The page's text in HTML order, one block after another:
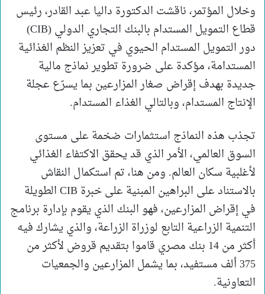
وخلال المؤتمر، ناقشت الدكتورة داليا عبد القادر، رئيس
قطاع التمويل المستدام بالبنك التجاري الدولي (CIB)
دور التمويل المستدام الحيوي في تعزيز النظم الغذائية
المستدامة، مؤكدة على ضرورة تطوير نماذج مالية
جديدة بهدف إقراض صغار المزارعين بما يسرّع عجلة
الإنتاج المستدام، وبالتالي الغذاء المستدام.
تجذب هذه النماذج استثمارات ضخمة على مستوى
السوق العالمي، الأمر الذي قد يحقق الاكتفاء الغذائي
لأغلبية سكان العالم. ومن هنا، تم استكمال النقاش
بالاستناد على البراهين المبنية على خبرة CIB الطويلة
في إقراض المزارعين، فهو البنك الذي يقوم بإدارة برنامج
التنمية الزراعية التابع لوزراة الزراعة، والذي يشارك فيه
أكثر من 14 بنك مصري قاموا بتقديم قروض لأكثر من
375 ألف مستفيد، بما يشمل المزارعين والجمعيات
التعاونية.